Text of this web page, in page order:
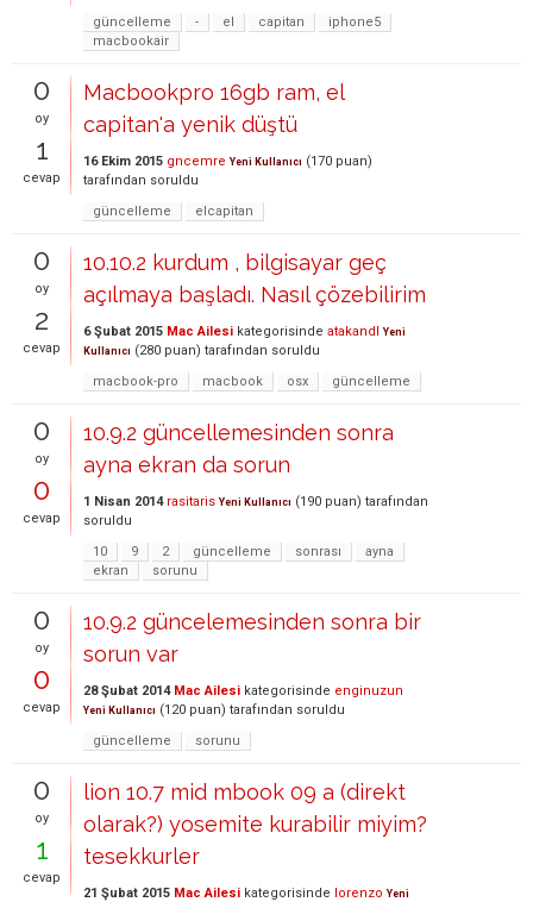
güncelleme
- el capitan
iphone5
macbookair
0
oy
1
cevap
Macbookpro 16gb ram, el
capitan'a yenik düştü
16 Ekim 2015 gncemre Yeni Kullanıcı (170 puan)
tarafından soruldu
güncelleme
elcapitan
0
oy
2
cevap
10.10.2 kurdum , bilgisayar geç
açılmaya başladı. Nasıl çözebilirim
6 Şubat 2015 Mac Ailesi kategorisinde atakandl Yeni
Kullanıcı (280 puan) tarafından soruldu
macbook-pro
macbook osx güncelleme
0
oy
0
cevap
10.9.2 güncellemesinden sonra
ayna ekran da sorun
1 Nisan 2014 rasitaris Yeni Kullanıcı (190 puan) tarafından
soruldu
10
9 2 güncelleme sonrası
ayna
ekran
sorunu
0
oy
0
cevap
10.9.2 güncelemesinden sonra bir
sorun var
28 Şubat 2014 Mac Ailesi kategorisinde enginuzun
Yeni Kullanıcı (120 puan) tarafından soruldu
güncelleme
sorunu
0
oy
1
cevap
lion 10.7 mid mbook 09 a (direkt
olarak?) yosemite kurabilir miyim?
tesekkurler
21 Şubat 2015 Mac Ailesi kategorisinde lorenzo Yeni